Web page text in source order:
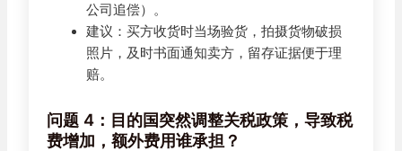
公司追偿）。
建议：买方收货时当场验货，拍摄货物破损
照片，及时书面通知卖方，留存证据便于理
赔。
问题 4：目的国突然调整关税政策，导致税
费增加，额外费用谁承担？